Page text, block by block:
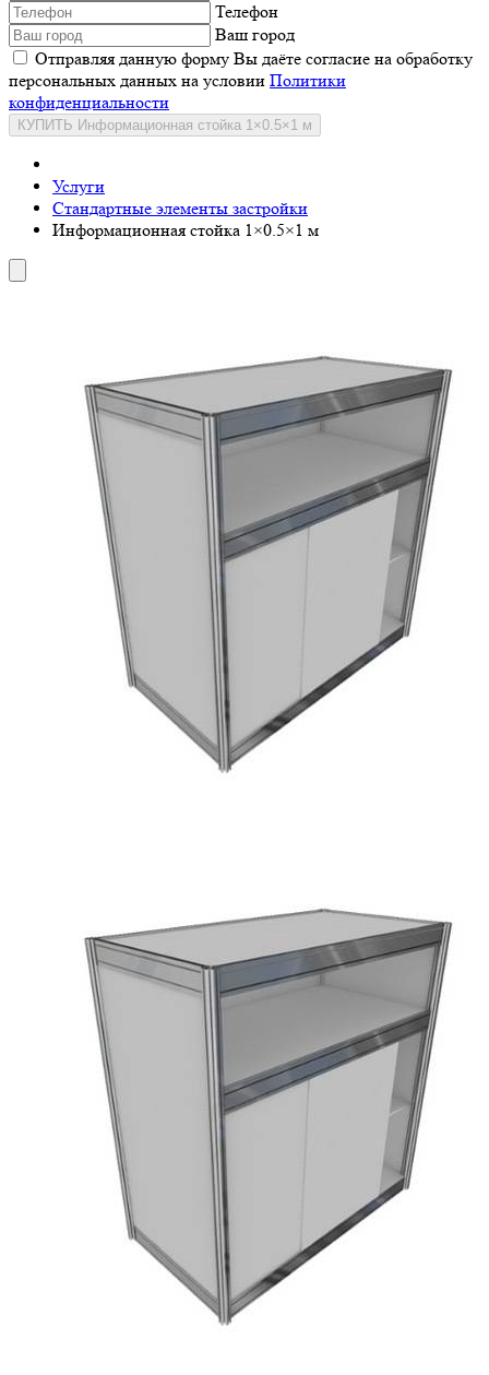
Телефон
Ваш город
Отправляя данную форму Вы даёте согласие на обработку
персональных данных на условии Политики
конфиденциальности
КУПИТЬ Информационная стойка 1×0.5×1 м
Услуги
Стандартные элементы застройки
Информационная стойка 1×0.5×1 м